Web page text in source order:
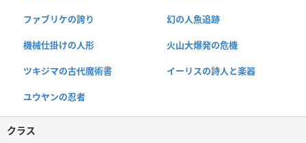
ファブリケの誇り 幻の人魚追跡
機械仕掛けの人形 火山大爆発の危機
ツキジマの古代魔術書 イーリスの詩人と楽器
ユウヤンの忍者
クラス